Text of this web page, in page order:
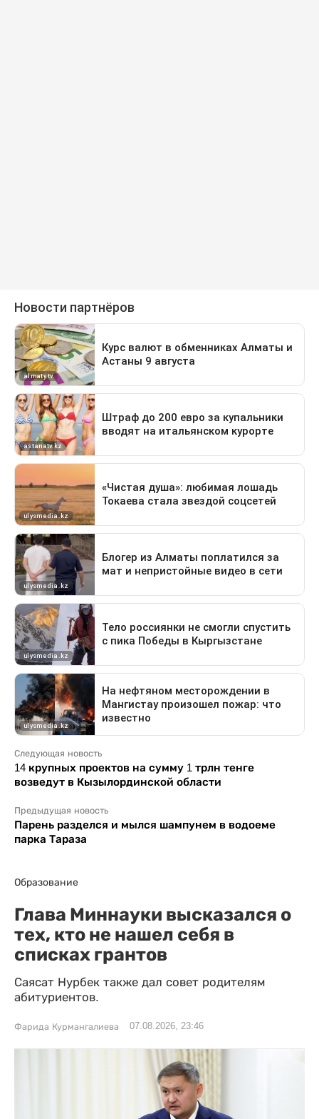
Следующая новость
14 крупных проектов на сумму 1 трлн тенге
возведут в Кызылординской области
Предыдущая новость
Парень разделся и мылся шампунем в водоеме
парка Тараза
Образование
Глава Миннауки высказался о
тех, кто не нашел себя в
списках грантов
Саясат Нурбек также дал совет родителям
абитуриентов.
Фарида Курмангалиева 07.08.2026, 23:46